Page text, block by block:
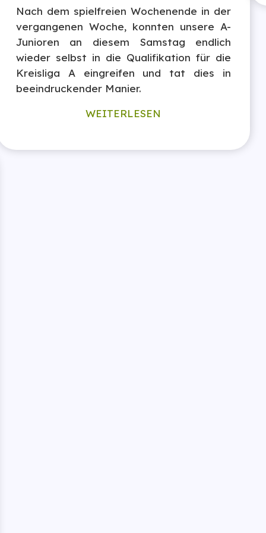
Nach dem spielfreien Wochenende in der
vergangenen Woche, konnten unsere A-
Junioren an diesem Samstag endlich
wieder selbst in die Qualifikation für die
Kreisliga A eingreifen und tat dies in
beeindruckender Manier.
WEITERLESEN